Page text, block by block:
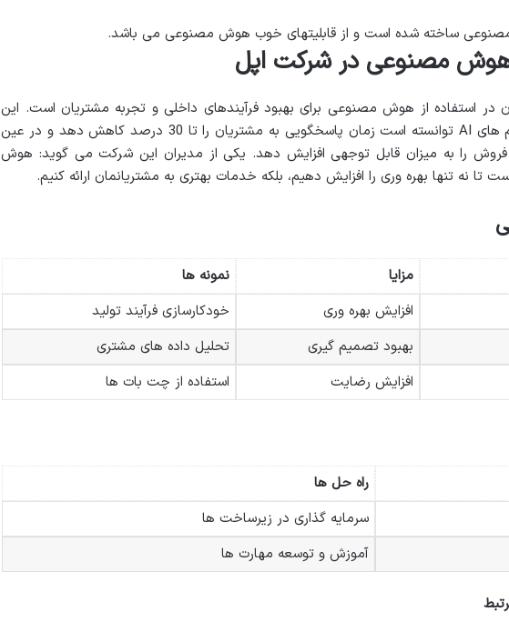
ساخته شده است و از قابلیتهای خوب هوش مصنوعی می باشد.
هوش مصنوعیدر شرکت اپل
در استفاده از هوش مصنوعی برای بهبود فرآیندهای داخلی و تجربه مشتریان است. این
شرکت با استفاده از الگوریتم های AI توانسته است زمان پاسخگویی به مشتریان را تا 30 درصد کاهش دهد و در عین
را به میزان قابل توجهی افزایش دهد. یکی از مدیران این شرکت می گوید: هوش
تا نه تنها بهره وری را افزایش دهیم، بلکه خدمات بهتری به مشتریانمان ارائه کنیم.
مزایا
نمونه ها
افزایش بهره وری
خودکارسازی فرآیند تولید
بهبود تصمیم گیری
تحلیل داده های مشتری
افزایش رضایت استفاده از چت بات ها
راه حل ها
سرمایه گذاری در زیرساخت ها
آموزش و توسعه مهارت ها